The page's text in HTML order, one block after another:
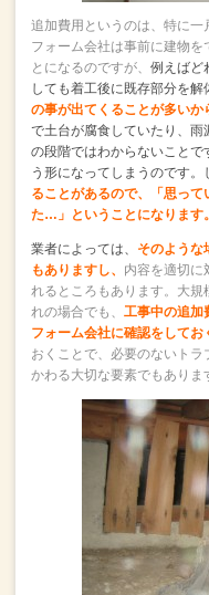
追加費用というのは、特に一
フォーム会社は事前に建物
とになるのですが、 例えばど
しても着工後に既存部分を解
の事が出てくることが多いか
で土台が腐食していたり、 雨
の段階ではわからないことで
う形になってしまうのです。
ることがあるので、
「思っ
た…」ということになります。
業者によっては、 そのような
もありますし、 内容を適切に
れるところもあります。 大規
れの場合でも、 工事中の追加
フォーム会社に確認をしてお
おくことで、必要のないトラ
かわる大切な要素でもありま